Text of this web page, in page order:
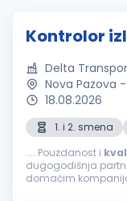
Kontrolor
Delta
Nova Pazova -
18.08.2026
1. i 2. smena
.... Pouzdanost i
dugogodišnja
domaćim